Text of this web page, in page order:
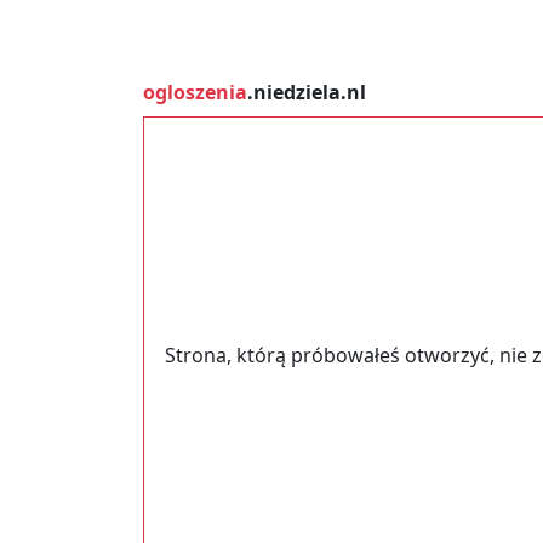
ogloszenia.niedziela.nl
Strona, którą próbowałeś otworzyć, nie